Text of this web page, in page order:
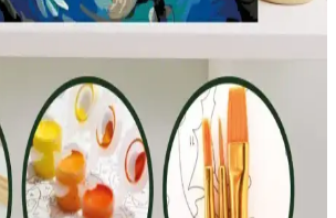
kitabı ve etkinlik setinin detaylı
İnce Keçe Uçlu Kalem: Renkli
Yüksek Performanslı Kalem
renkleri, dayanıklı yapısı ve güvenli
projeleri için ideal ince keçe uçlu kalemdir.